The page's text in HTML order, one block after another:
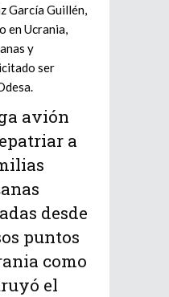
García Guillén,
en Ucrania,
y
ser
avión
a
desde
puntos
como
el